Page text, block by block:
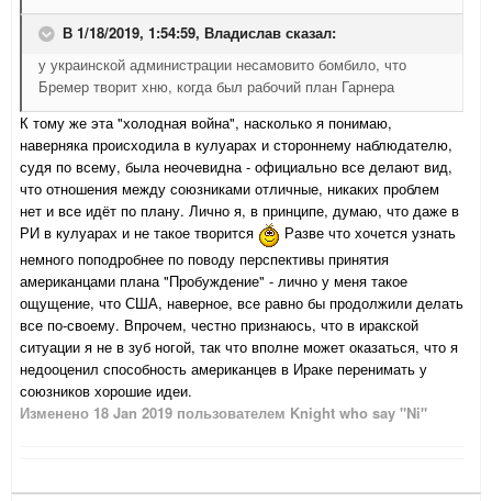
В 1/18/2019, 1:54:59, Владислав сказал:
у украинской администрации несамовито бомбило, что
Бремер творит хню, когда был рабочий план Гарнера
К тому же эта "холодная война", насколько я понимаю,
наверняка происходила в кулуарах и стороннему наблюдателю,
судя по всему, была неочевидна - официально все делают вид,
что отношения между союзниками отличные, никаких проблем
нет и все идёт по плану. Лично я, в принципе, думаю, что даже в
РИ в кулуарах и не такое творится
Разве что хочется узнать
немного поподробнее по поводу перспективы принятия
американцами плана "Пробуждение" - лично у меня такое
ощущение, что США, наверное, все равно бы продолжили делать
все по-своему. Впрочем, честно признаюсь, что в иракской
ситуации я не в зуб ногой, так что вполне может оказаться, что я
недооценил способность американцев в Ираке перенимать у
союзников хорошие идеи.
Изменено 18 Jan 2019 пользователем Knight who say "Ni"